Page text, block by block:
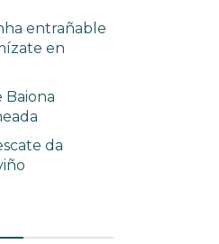
entrañable
en
Baiona
da